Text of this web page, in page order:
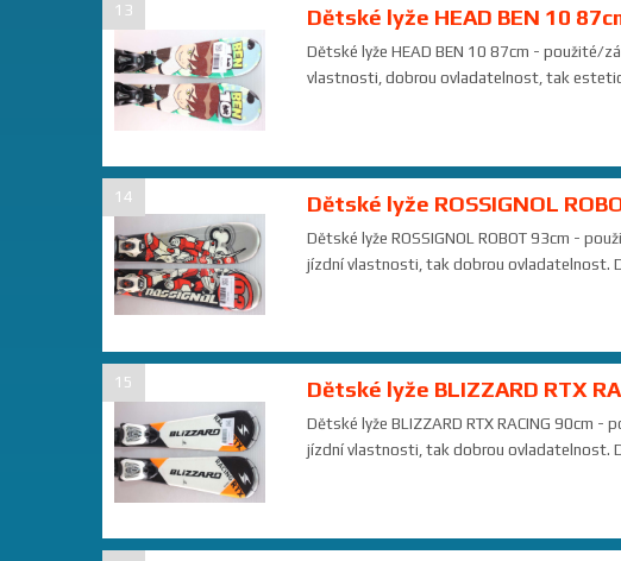
13 Dětské lyže HEAD BEN 10
Dětské lyže HEAD BEN 10 87cm - použité/
vlastnosti, dobrou ovladatelnost, tak
14 Dětské lyže ROSSIGNOL
Dětské lyže ROSSIGNOL ROBOT 93cm -
jízdní vlastnosti, tak dobrou ovladatelnost.
15 Dětské lyže BLIZZARD RTX
Dětské lyže BLIZZARD RTX RACING 90cm
jízdní vlastnosti, tak dobrou ovladatelnost.